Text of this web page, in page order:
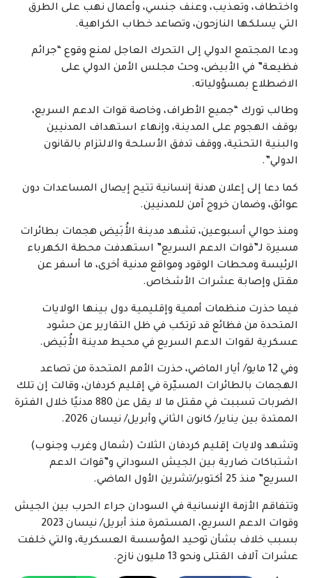
واختطاف، وتعذيب، وعنف جنسي، وأعمال نهب على الطرق
التي يسلكها النازحون، وتصاعد خطاب الكراهية.
ودعا المجتمع الدولي إلى التحرك العاجل لمنع وقوع “جرائم
فظيعة” في الأبيض، وحث مجلس الأمن الدولي على
الاضطلاع بمسؤولياته.
وطالب تورك “جميع الأطراف، وخاصة قوات الدعم السريع،
بوقف الهجوم على المدينة، وإنهاء استهداف المدنيين
والبنية التحتية، ووقف تدفق الأسلحة والالتزام بالقانون
الدولي”.
كما دعا إلى إعلان هدنة إنسانية تتيح إيصال المساعدات دون
عوائق، وضمان خروج آمن للمدنيين.
ومنذ حوالي أسبوعين، تشهد مدينة الأُبَيض هجمات بطائرات
مسيرة لـ”قوات الدعم السريع” استهدفت محطة الكهرباء
الرئيسة ومحطات الوقود ومواقع مدنية أخرى، ما أسفر عن
مقتل وإصابة عشرات الأشخاص.
فيما حذرت منظمات أممية وإقليمية دول بينها الولايات
المتحدة من فظائع قد ترتكب في ظل التقارير عن حشود
عسكرية لقوات الدعم السريع في محيط مدينة الأُبَيض.
وفي 12 مايو/ أيار الماضي، حذرت الأمم المتحدة من تصاعد
الهجمات بالطائرات المسيّرة في إقليم كردفان، وقالت إن تلك
الضربات تسببت في مقتل ما لا يقل عن 880 مدنيًا خلال الفترة
الممتدة بين يناير/ كانون الثاني وأبريل/ نيسان 2026.
وتشهد ولايات إقليم كردفان الثلاث (شمال وغرب وجنوب)
اشتباكات ضارية بين الجيش السوداني و”قوات الدعم
السريع” منذ 25 أكتوبر/تشرين الأول الماضي.
وتتفاقم الأزمة الإنسانية في السودان جراء الحرب بين الجيش
وقوات الدعم السريع، المستمرة منذ أبريل/ نيسان 2023
بسبب خلاف بشأن توحيد المؤسسة العسكرية، والتي خلفت
عشرات آلاف القتلى ونحو 13 مليون نازح.